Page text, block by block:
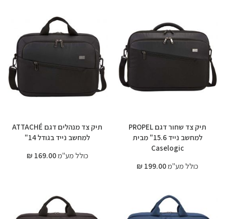
תיק צד שחור דגם PROPEL
למחשב נייד 15.6" מבית
Caselogic
כולל מע"מ199.00 ₪
תיק צד מנהלים דגם ATTACHÉ
למחשב נייד בגודל 14"
כולל מע"מ169.00 ₪